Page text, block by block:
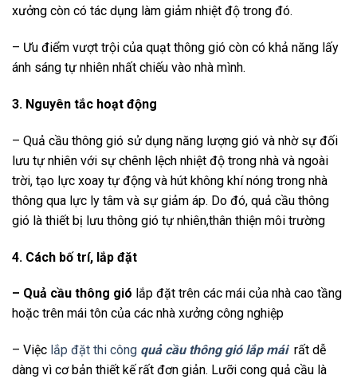
xưởng còn có tác dụng làm giảm nhiệt độ trong đó.
– Ưu điểm vượt trội của quạt thông gió còn có khả năng lấy
ánh sáng tự nhiên nhất chiếu vào nhà mình.
3. Nguyên tắc hoạt động
– Quả cầu thông gió sử dụng năng lượng gió và nhờ sự đối
lưu tự nhiên với sự chênh lệch nhiệt độ trong nhà và ngoài
trời, tạo lực xoay tự động và hút không khí nóng trong nhà
thông qua lực ly tâm và sự giảm áp. Do đó, quả cầu thông
gió là thiết bị lưu thông gió tự nhiên,thân thiện môi trường
4. Cách bố trí, lắp đặt
– Quả cầu thông gió lắp đặt trên các mái của nhà cao tầng
hoặc trên mái tôn của các nhà xưởng công nghiệp
– Việc lắp đặt thi công quả cầu thông gió lắp mái rất dễ
dàng vì cơ bản thiết kế rất đơn giản. Lưỡi cong quả cầu là